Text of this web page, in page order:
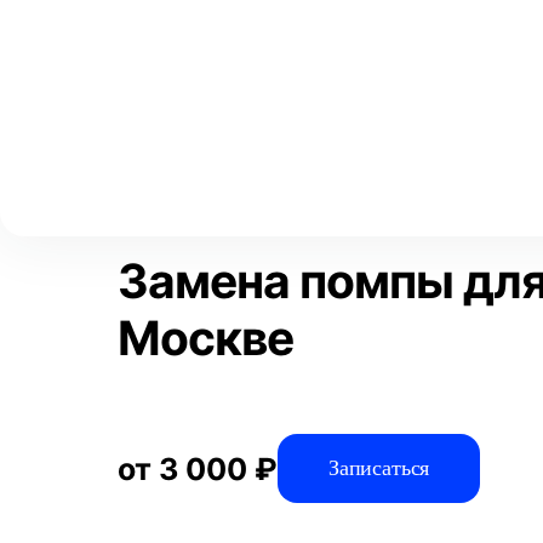
Замена помпы
Москве
от 3 000 ₽ Записаться